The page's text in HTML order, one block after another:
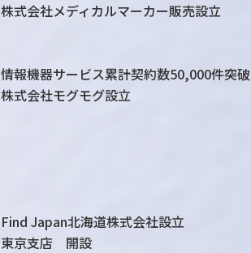
株式会社メディカルマーカー販売設立
情報機器サービス累計契約数50,000件突破
株式会社モグモグ設立
Find Japan北海道株式会社設立
東京支店 開設